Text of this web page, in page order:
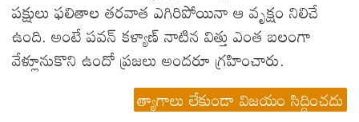
పక్షులు ఫలితాల తరవాత ఎగిరిపోయినా ఆ వృక్షం నిలిచే
ఉంది. అంటే పవన్ కళ్యాణ్ నాటిన విత్తు ఎంత బలంగా
వేళ్లూనుకొని ఉందో ప్రజలు అందరూ గ్రహించారు.
త్యాగాలు లేకుండా విజయం సిద్ధించదు